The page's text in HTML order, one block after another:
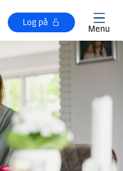
Log på
Menu